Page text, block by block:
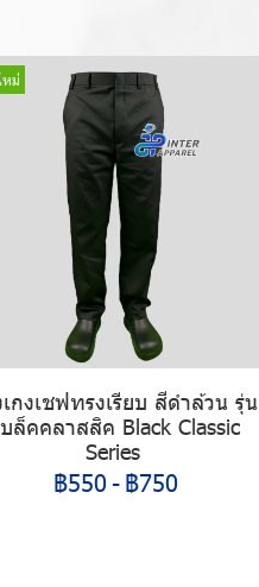
ม่
กงเชฟทรงเรียบ สีดำล้วน รุ่น
ล็คคลาสสิค Black Classic
Series
฿550- ฿750